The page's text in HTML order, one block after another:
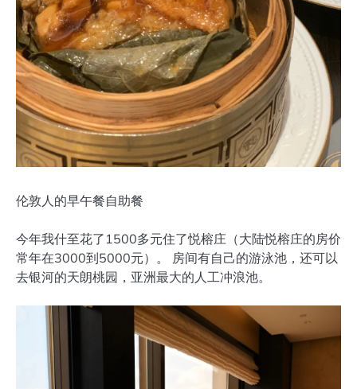
伦敦人的早午餐自助餐
今年我什至花了1500多元住了悦榕庄（大陆悦榕庄的房价
常年在3000到5000元）。 房间有自己的游泳池，还可以
去银河的天朗桃园，亚洲最大的人工冲浪池。